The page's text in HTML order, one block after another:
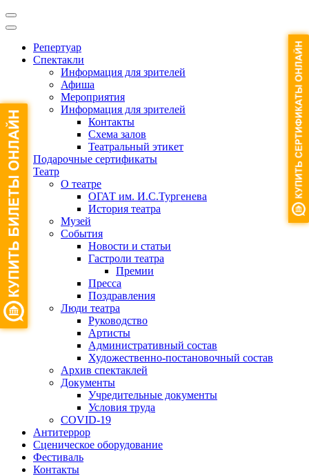
Репертуар
Спектакли
Информация для зрителей
Афиша
Мероприятия
Информация для зрителей
Контакты
Схема залов
Театральный этикет
Подарочные сертификаты
Театр
О театре
ОГАТ им. И.С.Тургенева
История театра
Музей
События
Новости и статьи
Гастроли театра
Премии
Пресса
Поздравления
Люди театра
Руководство
Артисты
Административный состав
Художественно-постановочный состав
Архив спектаклей
Документы
Учредительные документы
Условия труда
COVID-19
Антитеррор
Сценическое оборудование
Фестиваль
Контакты